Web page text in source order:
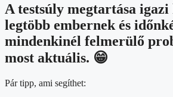
A testsúly megtartása igazi
legtöbb embernek és
mindenkinél felmerülő
most aktuális. 😁
Pár tipp, ami segíthet: